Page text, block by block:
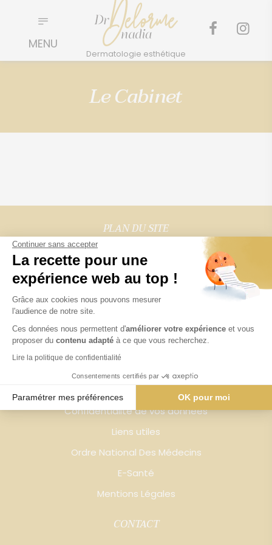
Continuer sans accepter
La recette pour une
expérience web au top !
Grâce aux cookies nous pouvons mesurer
l'audience de notre site.
Ces données nous permettent d'améliorer votre expérience et vous
proposer du contenu adapté à ce que vous recherchez.
Lire la politique de confidentialité
Consentements certifiés par
Paramétrer mes préférences OK pour moi
Axeptio consent
Plateforme de Gestion du Consentement : Personnalisez vos
Le Cabinet
PLAN DU SITE
Corps
Prendre Rendez-vous
LIENS UTILES
Confidentialité de vos données
Liens utiles
Ordre National Des Médecins
E-Santé
Mentions Légales
CONTACT